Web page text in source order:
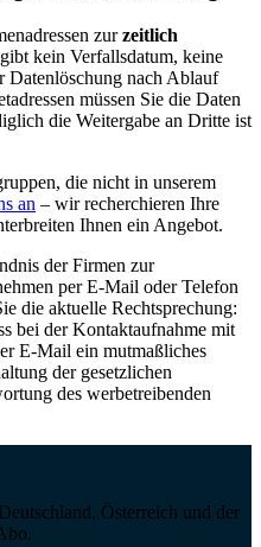
zur zeitlich
kein Verfallsdatum, keine
Datenlöschung nach Ablauf
müssen Sie die Daten
die Weitergabe an Dritte ist
die nicht in unserem
an – wir recherchieren Ihre
Ihnen ein Angebot.
der Firmen zur
per E-Mail oder Telefon
die aktuelle Rechtsprechung:
bei der Kontaktaufnahme mit
E-Mail ein mutmaßliches
der gesetzlichen
des werbetreibenden
Österreich und der